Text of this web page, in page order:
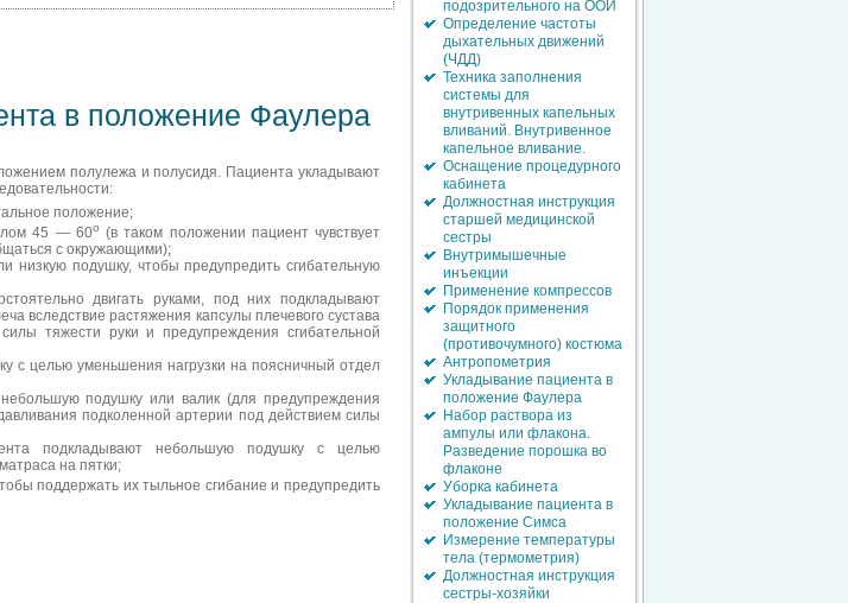
в положение Фаулера
полулежа и полусидя. Пациента укладывают
положение;
45 — 60о (в таком положении пациент чувствует
с окружающими);
низкую подушку, чтобы предупредить сгибательную
двигать руками, под них подкладывают
вследствие растяжения капсулы плечевого сустава
тяжести руки и предупреждения сгибательной
с целью уменьшения нагрузки на поясничный отдел
подушку или валик (для предупреждения
подколенной артерии под действием силы
подкладывают небольшую подушку с целью
на пятки;
поддержать их тыльное сгибание и предупредить
подозрительного на ООИ
Определение частоты
дыхательных движений
(ЧДД)
Техника заполнения
системы для
внутривенных капельных
вливаний. Внутривенное
капельное вливание.
Оснащение процедурного
кабинета
Должностная инструкция
старшей медицинской
сестры
Внутримышечные
инъекции
Применение компрессов
Порядок применения
защитного
(противочумного) костюма
Антропометрия
Укладывание пациента в
положение Фаулера
Набор раствора из
ампулы или флакона.
Разведение порошка во
флаконе
Уборка кабинета
Укладывание пациента в
положение Симса
Измерение температуры
тела (термометрия)
Должностная инструкция
сестры-хозяйки